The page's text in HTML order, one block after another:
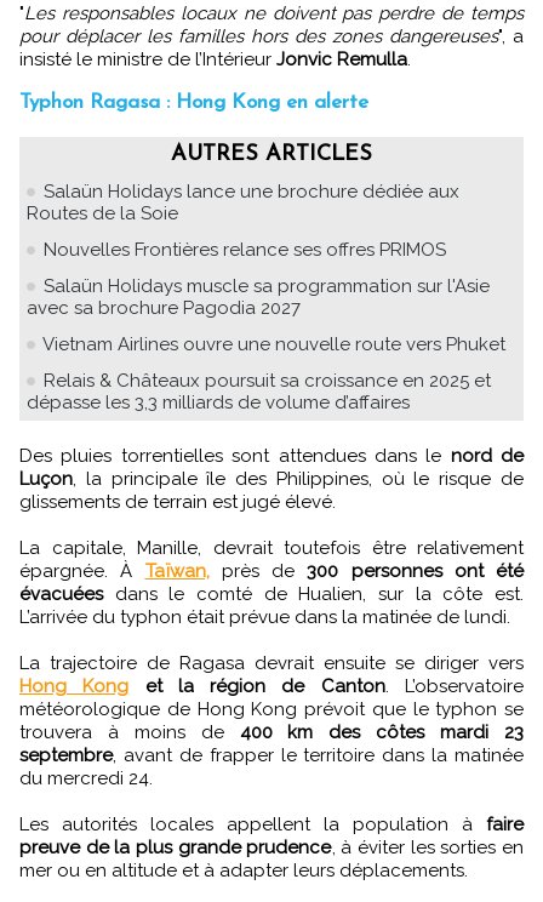
"Les responsables locaux ne doivent pas perdre de temps
pour déplacer les familles hors des zones dangereuses", a
insisté le ministre de l’Intérieur Jonvic Remulla.
Typhon Ragasa : Hong Kong en alerte
AUTRES ARTICLES
Salaün Holidays lance une brochure dédiée aux
Routes de la Soie
Nouvelles Frontières relance ses offres PRIMOS
Salaün Holidays muscle sa programmation sur l'Asie
avec sa brochure Pagodia 2027
Vietnam Airlines ouvre une nouvelle route vers Phuket
Relais & Châteaux poursuit sa croissance en 2025 et
dépasse les 3,3 milliards de volume d’affaires
Des pluies torrentielles sont attendues dans le nord de
Luçon, la principale île des Philippines, où le risque de
glissements de terrain est jugé élevé.
La capitale, Manille, devrait toutefois être relativement
épargnée. À Taïwan,près de300 personnes ont été
évacuéesdans le comté de Hualien, sur la côte est.
L’arrivée du typhon était prévue dans la matinée de lundi.
La trajectoire de Ragasa devrait ensuite se diriger vers
Hong Kong
et la région de Canton. L’observatoire
météorologique de Hong Kong prévoit que le typhon se
trouvera à moins de 400 km des côtes mardi 23
septembre, avant de frapper le territoire dans la matinée
du mercredi 24.
Les autorités locales appellent la population à faire
preuve de la plus grande prudence, à éviter les sorties en
mer ou en altitude et à adapter leurs déplacements.